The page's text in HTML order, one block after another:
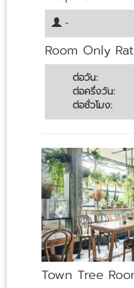
-
Room Only
ต่อวัน:
ต่อครึ่งวัน:
ต่อชั่วโมง:
Town Tree